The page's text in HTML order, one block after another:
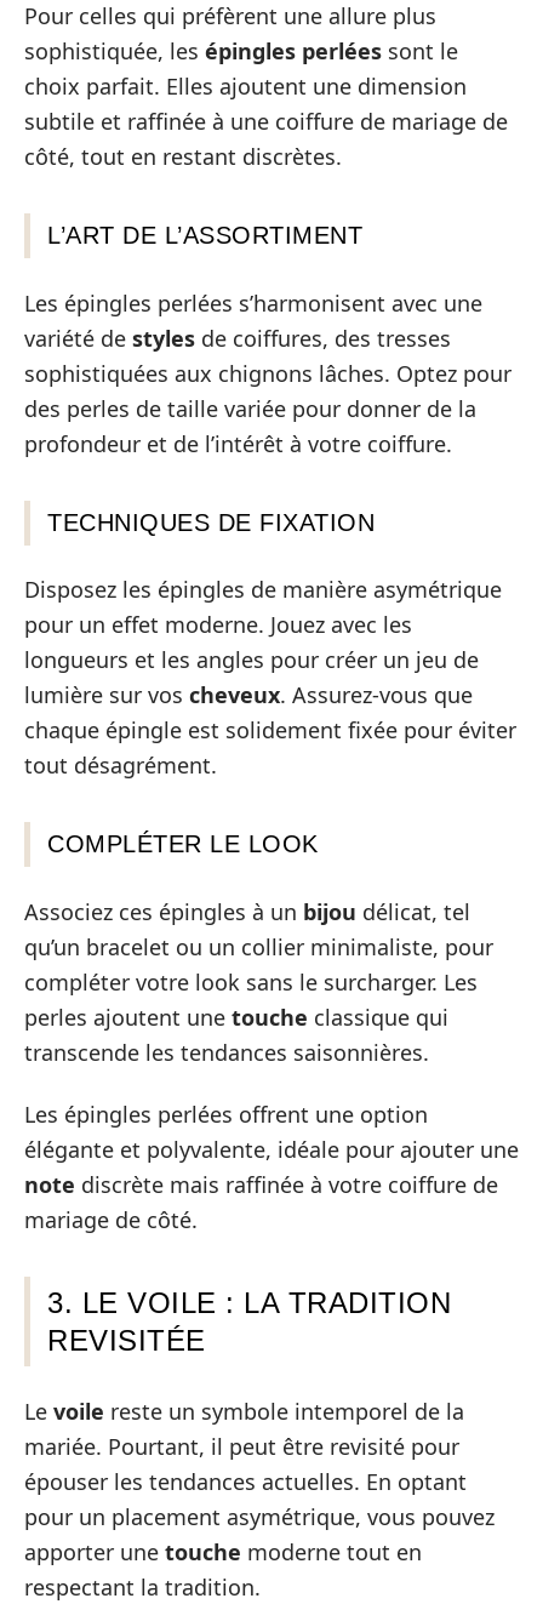
Pour celles qui préfèrent une allure plus
sophistiquée, les épingles perlées sont le
choix parfait. Elles ajoutent une dimension
subtile et raffinée à une coiffure de mariage de
côté, tout en restant discrètes.
L’ART DE L’ASSORTIMENT
Les épingles perlées s’harmonisent avec une
variété de styles de coiffures, des tresses
sophistiquées aux chignons lâches. Optez pour
des perles de taille variée pour donner de la
profondeur et de l’intérêt à votre coiffure.
TECHNIQUES DE FIXATION
Disposez les épingles de manière asymétrique
pour un effet moderne. Jouez avec les
longueurs et les angles pour créer un jeu de
lumière sur vos cheveux. Assurez-vous que
chaque épingle est solidement fixée pour éviter
tout désagrément.
COMPLÉTER LE LOOK
Associez ces épingles à un bijou délicat, tel
qu’un bracelet ou un collier minimaliste, pour
compléter votre look sans le surcharger. Les
perles ajoutent une touche classique qui
transcende les tendances saisonnières.
Les épingles perlées offrent une option
élégante et polyvalente, idéale pour ajouter une
note discrète mais raffinée à votre coiffure de
mariage de côté.
3. LE VOILE : LA TRADITION
REVISITÉE
Le voile reste un symbole intemporel de la
mariée. Pourtant, il peut être revisité pour
épouser les tendances actuelles. En optant
pour un placement asymétrique, vous pouvez
apporter une touche moderne tout en
respectant la tradition.